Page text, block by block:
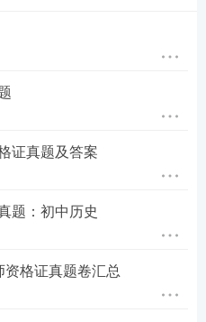
证真题及答案
题：初中历史
格证真题卷汇总